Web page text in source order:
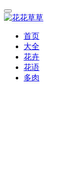
首页
大全
花卉
花语
多肉